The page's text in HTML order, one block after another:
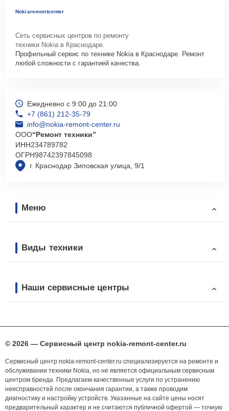
Nokiaremontcenter
Сеть сервисных центров по ремонту
техники Nokia в Краснодаре.
Профильный сервис по технике Nokia в Краснодаре. Ремонт
любой сложности с гарантией качества.
г. Краснодар Зиповская улица, 9/1
Ежедневно с 9:00 до 21:00
+7 (861) 212-35-79
info@nokia-remont-center.ru
ООО“Ремонт техники”
ИНН234789782
ОГРН98742397845098
Меню
Виды техники
Наши сервисные центры
© 2026 — Сервисный центр nokia-remont-center.ru
Сервисный центр nokia-remont-center.ru специализируется на ремонте и
обслуживании техники Nokia, но не является официальным сервисным
центром бренда. Предлагаем качественные услуги по устранению
неисправностей после окончания гарантии, а также проводим
диагностику и настройку устройств. Указанные на сайте цены носят
предварительный характер и не считаются публичной офертой — точную